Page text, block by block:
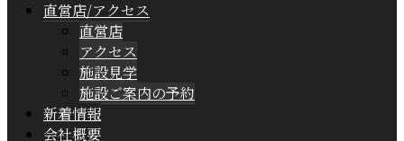
直営店/アクセス
直営店
アクセス
施設見学
施設ご案内の予約
新着情報
会社概要